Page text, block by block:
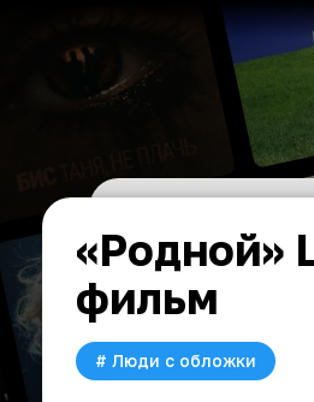
«Родной»
фильм
# Люди с обложки